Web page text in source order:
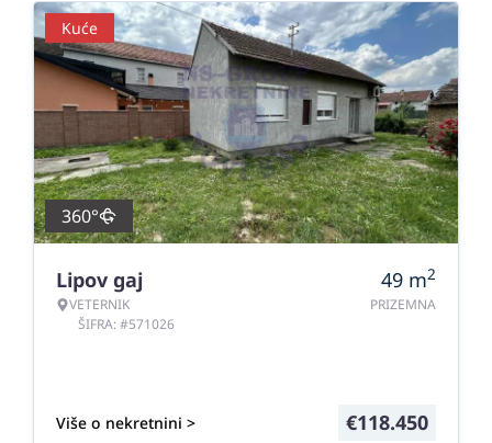
Kuće
360°
Lipov gaj
VETERNIK
ŠIFRA: #571026
49 m2
PRIZEMNA
Više o nekretnini > €118.450